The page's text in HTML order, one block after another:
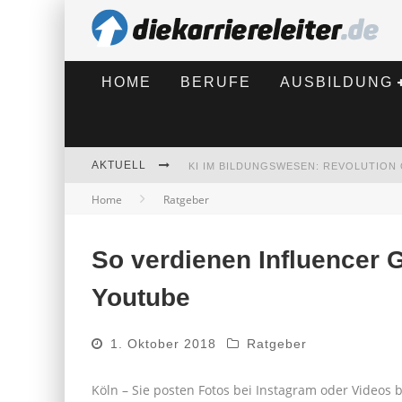
HOME BERUFE AUSBILDUNG
AKTUELL
BEWERBEN 2026: WAS SICH
Home Ratgeber
So verdienen Influencer
Youtube
1. Oktober 2018 Ratgeber
Köln – Sie posten Fotos bei Instagram oder